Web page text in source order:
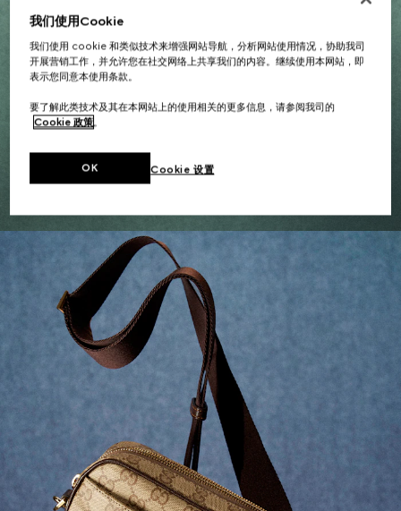
探索更多
我们使用Cookie
我们使用 cookie 和类似技术来增强网站导航，分析网站使用情况，协助我司
开展营销工作，并允许您在社交网络上共享我们的内容。继续使用本网站，即
表示您同意本使用条款。
要了解此类技术及其在本网站上的使用相关的更多信息，请参阅我司的
Cookie 政策。
Cookie 设置
OK